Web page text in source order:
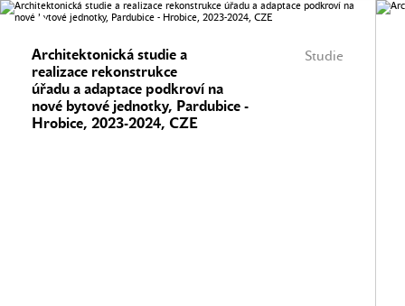
Studie
Architektonická studie a
realizace rekonstrukce
úřadu a adaptace podkroví na
nové bytové jednotky, Pardubice -
Hrobice, 2023-2024, CZE